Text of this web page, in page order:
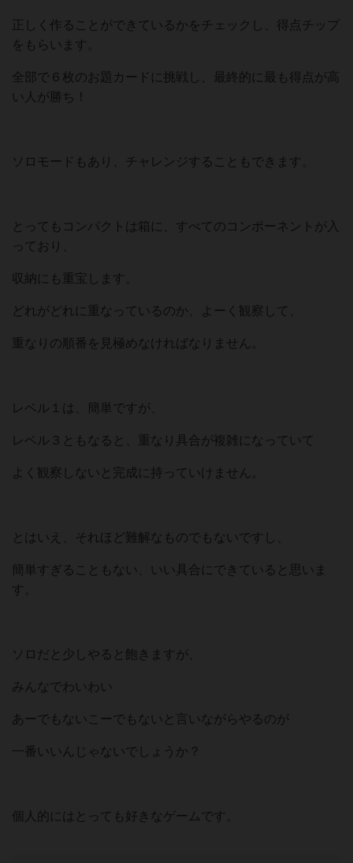
正しく作ることができているかをチェックし、得点チップ
をもらいます。
全部で６枚のお題カードに挑戦し、最終的に最も得点が高
い人が勝ち！
ソロモードもあり、チャレンジすることもできます。
とってもコンパクトは箱に、すべてのコンポーネントが入
っており、
収納にも重宝します。
どれがどれに重なっているのか、よーく観察して、
重なりの順番を見極めなければなりません。
レベル１は、簡単ですが、
レベル３ともなると、重なり具合が複雑になっていて
よく観察しないと完成に持っていけません。
とはいえ、それほど難解なものでもないですし、
簡単すぎることもない、いい具合にできていると思いま
す。
ソロだと少しやると飽きますが、
みんなでわいわい
あーでもないこーでもないと言いながらやるのが
一番いいんじゃないでしょうか？
個人的にはとっても好きなゲームです。